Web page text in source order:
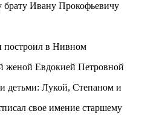
брату Ивану Прокофьевичу
в Нивном
женой Евдокией Петровной
детьми: Лукой, Степаном и
свое имение старшему